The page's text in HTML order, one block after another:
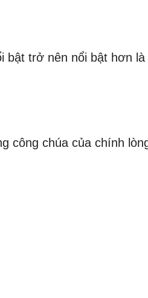
bật trở nên nổi bật hơn
công chúa của chính